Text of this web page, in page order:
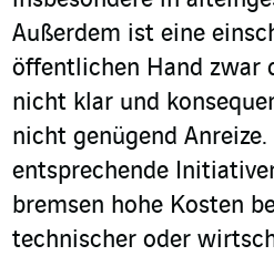
Außerdem ist eine
öffentlichen Hand zwar
nicht klar und
nicht genügend
entsprechende
bremsen hohe Kosten
technischer oder